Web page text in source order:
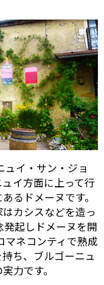
ュイ・サン・ジョ
イ方面に上って行
るドメーヌです。
カシスなどを造っ
起しドメーヌを開
マネコンティで熟成
ち、ブルゴーニュ
力です。